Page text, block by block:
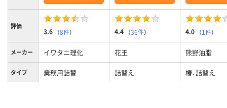
評価
3.6 （8件） 4.4 （36件） 4.0 （1件）
メーカー イワタニ理化 花王 熊野油脂
タイプ 業務用詰替 詰替え 椿、詰替え